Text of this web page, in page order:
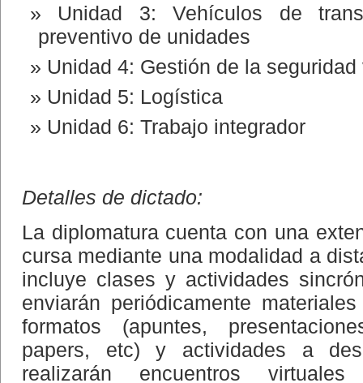
Unidad 3: Vehículos de
preventivo de unidades
Unidad 4: Gestión de la
Unidad 5: Logística
Unidad 6: Trabajo integrador
Detalles de dictado:
La diplomatura cuenta con una
cursa mediante una modalidad a
incluye clases y actividades
enviarán periódicamente
formatos (apuntes,
papers, etc) y actividades a
realizarán encuentros virtuales